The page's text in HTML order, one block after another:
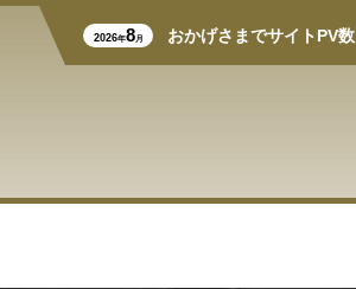
2026年8月 おかげさまでサイトPV数